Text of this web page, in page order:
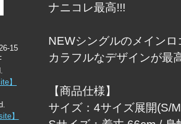
ナニコレ最高!!!
NEWシングルのメイン
カラフルなデザインが最
【商品仕様】
サイズ：4サイズ展開(S/
15
】
】